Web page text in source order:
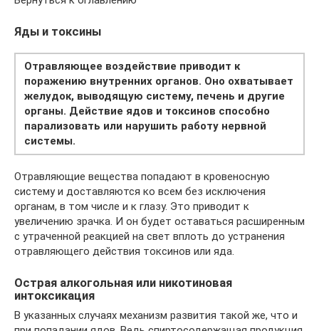
Яды и токсины
Отравляющее воздействие приводит к
поражению внутренних органов. Оно охватывает
желудок, выводящую систему, печень и другие
органы. Действие ядов и токсинов способно
парализовать или нарушить работу нервной
системы.
Отравляющие вещества попадают в кровеносную
систему и доставляются ко всем без исключения
органам, в том числе и к глазу. Это приводит к
увеличению зрачка. И он будет оставаться расширенным
с утраченной реакцией на свет вплоть до устранения
отравляющего действия токсинов или яда.
Острая алкогольная или никотиновая
интоксикация
В указанных случаях механизм развития такой же, что и